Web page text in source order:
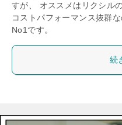
すが、 オススメはリクシル
コストパフォーマンス抜群
No1です。
続